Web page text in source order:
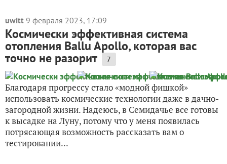
uwitt 9 февраля 2023, 17:09
Космически эффективная система
отопления Ballu Apollo, которая вас
точно не разорит 7
Благодаря прогрессу стало «модной фишкой»
использовать космические технологии даже в дачно-
загородной жизни. Надеюсь, в Семидачье все готовы
к высадке на Луну, потому что у меня появилась
потрясающая возможность рассказать вам о
тестировании...